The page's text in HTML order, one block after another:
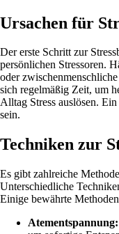
Ursachen für
Der erste Schritt zur
persönlichen Stressoren.
oder
sich regelmäßig Zeit, um
Alltag Stress auslösen.
sein.
Techniken zur
Es gibt zahlreiche
Unterschiedliche
Einige bewährte
Atementspannung: